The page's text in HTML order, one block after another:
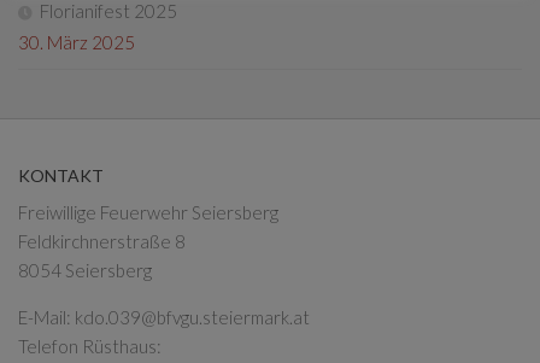
Florianifest 2025
30. März 2025
KONTAKT
Freiwillige Feuerwehr Seiersberg
Feldkirchnerstraße 8
8054 Seiersberg
E-Mail: kdo.039@bfvgu.steiermark.at
Telefon Rüsthaus: